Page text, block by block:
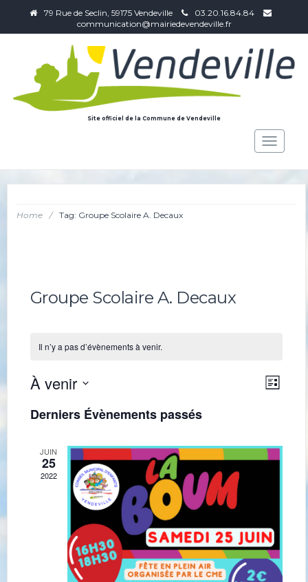
79 Rue de Seclin, 59175 Vendeville
03.20.16.84.84
communication@mairiedevendeville.fr
Site officiel de la Commune de Vendeville
Toggle
Home / Tag: Groupe Scolaire A. Decaux
Groupe Scolaire A. Decaux
Il n’y a pas d’évènements à venir.
Liste
À venir
une
date.
Derniers Évènements passés
JUIN
25
2022